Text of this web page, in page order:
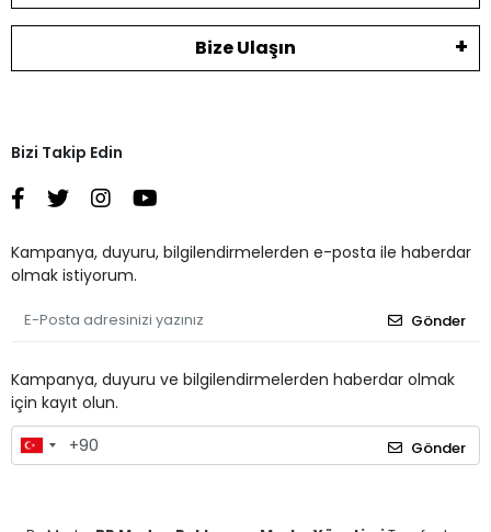
Bize Ulaşın
Bizi Takip Edin
Kampanya, duyuru, bilgilendirmelerden e-posta ile haberdar
olmak istiyorum.
Gönder
Kampanya, duyuru ve bilgilendirmelerden haberdar olmak
için kayıt olun.
Gönder